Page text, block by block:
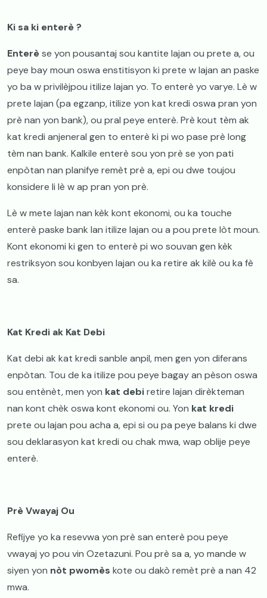
Ki sa ki enterè ?
Enterèse yon pousantaj sou kantite lajan ou prete a, ou
peye bay moun oswa enstitisyon ki prete w lajan an paske
yo ba w privilèjpou itilize lajan yo. To enterè yo varye. Lè w
prete lajan (pa egzanp, itilize yon kat kredi oswa pran yon
prè nan yon bank), ou pral peye enterè. Prè kout tèm ak
kat kredi anjeneral gen to enterè ki pi wo pase prè long
tèm nan bank. Kalkile enterè sou yon prè se yon pati
enpòtan nan planifye remèt prè a, epi ou dwe toujou
konsidere li lè w ap pran yon prè.
Lè w mete lajan nan kèk kont ekonomi, ou ka touche
enterè paske bank lan itilize lajan ou a pou prete lòt moun.
Kont ekonomi ki gen to enterè pi wo souvan gen kèk
restriksyon sou konbyen lajan ou ka retire ak kilè ou ka fè
sa.
Kat Kredi ak Kat Debi
Kat debi ak kat kredi sanble anpil, men gen yon diferans
enpòtan. Tou de ka itilize pou peye bagay an pèson oswa
sou entènèt, men yon kat debiretire lajan dirèkteman
nan kont chèk oswa kont ekonomi ou. Yon kat kredi
prete ou lajan pou acha a, epi si ou pa peye balans ki dwe
sou deklarasyon kat kredi ou chak mwa, wap oblije peye
enterè.
Prè Vwayaj Ou
Refijye yo ka resevwa yon prè san enterè pou peye
vwayaj yo pou vin Ozetazuni. Pou prè sa a, yo mande w
siyen yon nòt pwomès kote ou dakò remèt prè a nan 42
mwa.